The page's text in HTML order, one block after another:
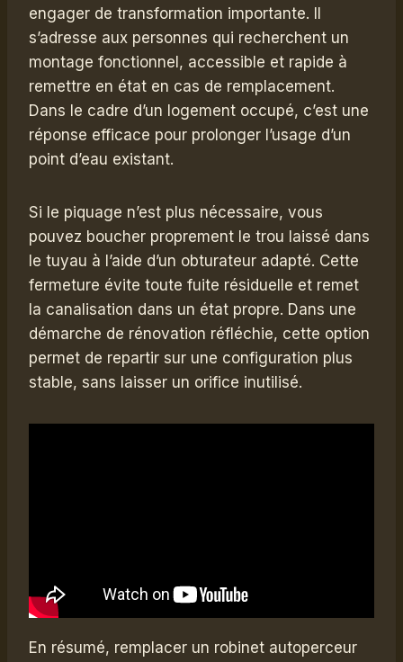
engager de transformation importante. Il
s’adresse aux personnes qui recherchent un
montage fonctionnel, accessible et rapide à
remettre en état en cas de remplacement.
Dans le cadre d’un logement occupé, c’est une
réponse efficace pour prolonger l’usage d’un
point d’eau existant.
Si le piquage n’est plus nécessaire, vous
pouvez boucher proprement le trou laissé dans
le tuyau à l’aide d’un obturateur adapté. Cette
fermeture évite toute fuite résiduelle et remet
la canalisation dans un état propre. Dans une
démarche de rénovation réfléchie, cette option
permet de repartir sur une configuration plus
stable, sans laisser un orifice inutilisé.
En résumé, remplacer un robinet autoperceur